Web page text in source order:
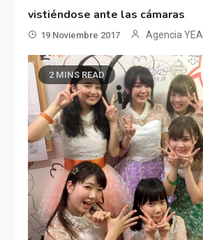
vistiéndose ante las cámaras
19 Noviembre 2017 Agencia YEA
2 MINS READ